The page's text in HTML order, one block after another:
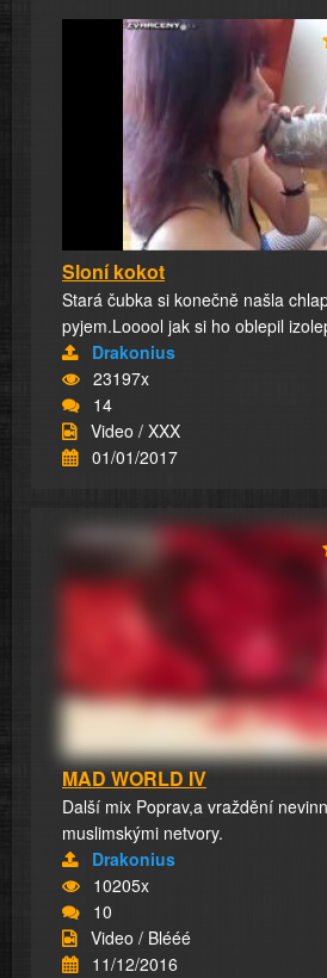
Sloní kokot
Stará čubka si konečně našla
pyjem.Looool jak si ho oblepil
Drakonius
23197x
14
Video / XXX
01/01/2017
MAD WORLD IV
Další mix Poprav,a vraždění
muslimskými netvory.
Drakonius
10205x
10
Video / Blééé
11/12/2016